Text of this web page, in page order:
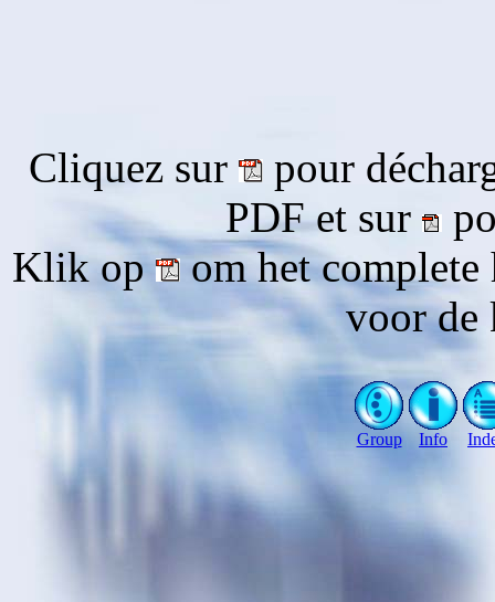
Cliquez sur
pour
PDF et sur
Klik op om het complete
voor de
Group Info